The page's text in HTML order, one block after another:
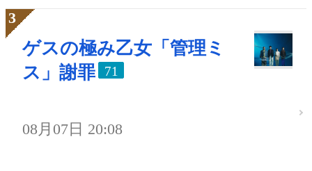
ゲスの極み乙女「管理ミ
ス」謝罪
71
08月07日 20:08